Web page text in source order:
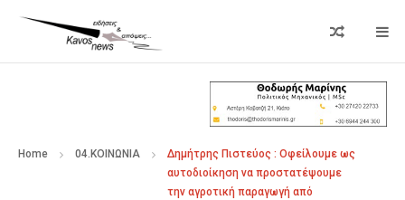
Home 04.ΚΟΙΝΩΝΙΑ
Δημήτρης Πιστεύος : Οφείλουμε ως
αυτοδιοίκηση να προστατέψουμε
την αγροτική παραγωγή από